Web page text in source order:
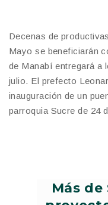
Decenas de
Mayo se beneficiarán
de Manabí entregará a
julio. El prefecto
inauguración de un
parroquia Sucre de 24
Más